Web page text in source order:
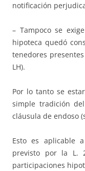
notificación
– Tampoco se
hipoteca quedó
tenedores
LH).
Por lo tanto se
simple tradición
cláusula de endoso
Esto es aplicable
previsto por la L.
participaciones